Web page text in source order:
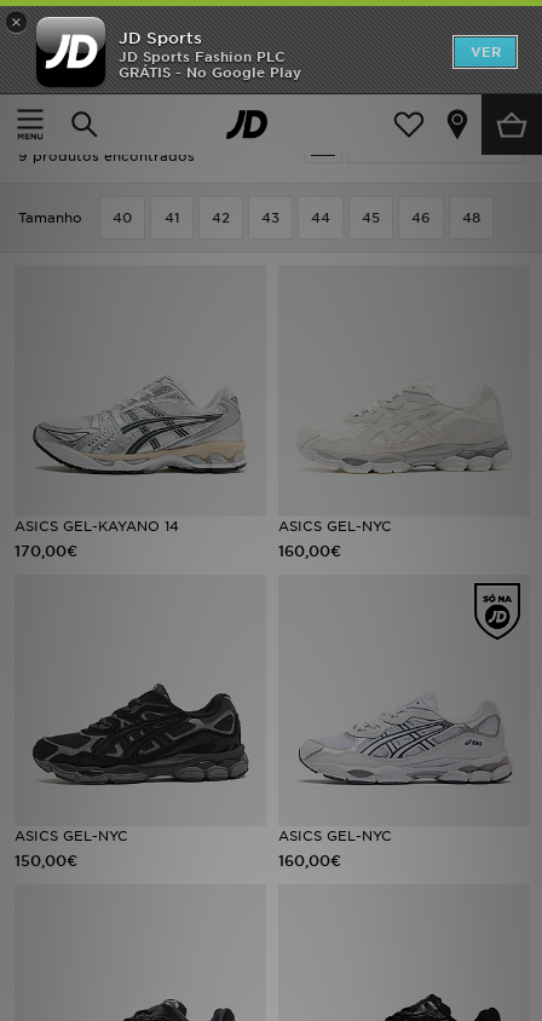
×
JD Sports
JD Sports Fashion PLC
GRÁTIS - No Google Play
VER
Página principal
Homem
Actualizar a pesquisa
Homem - Asics Gel
9 produtos encontrados
Tamanho 40 41 42 43 44 45 46 48
ASICS GEL-KAYANO 14
170,00€
ASICS GEL-NYC
160,00€
ASICS GEL-NYC
150,00€
ASICS GEL-NYC
160,00€
INÍCIO
Promoções
NOVIDADES
DESPORTO
BLOG
ESTADO DO TEU PEDIDO